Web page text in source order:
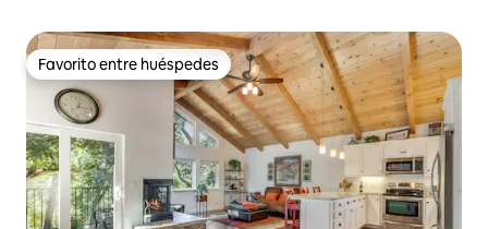
Favorito entre huéspedes
Favorito entre huéspedes